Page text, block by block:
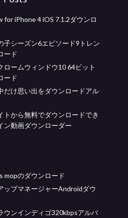
for iPhone 4 iOS 7.1.2ダウンロ
子シーズン6エピソード9トレン
ード
ロームウィンドウ10 64ビット
ード
だけ思い出をダウンロードアル
トから無料でダウンロードでき
ン動画ダウンローダー
mopのダウンロード
ップマネージャーAndroidダウ
ウンインディゴ320kbpsアルバ